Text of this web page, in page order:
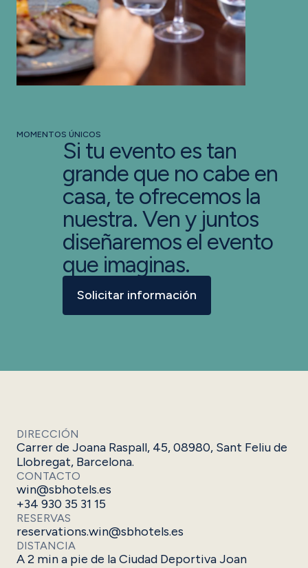
MOMENTOS ÚNICOS
Si tu evento es tan
grande que no cabe en
casa, te ofrecemos la
nuestra. Ven y juntos
diseñaremos el evento
que imaginas.
Solicitar información
DIRECCIÓN
Carrer de Joana Raspall, 45, 08980, Sant Feliu de
Llobregat, Barcelona.
CONTACTO
win@sbhotels.es
+34 930 35 31 15
RESERVAS
reservations.win@sbhotels.es
DISTANCIA
A 2 min a pie de la Ciudad Deportiva Joan